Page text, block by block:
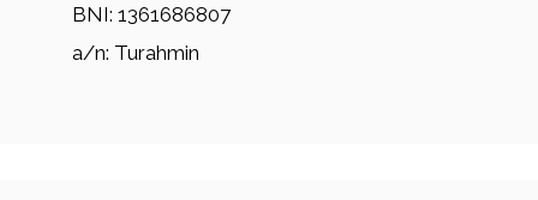
BNI: 1361686807
a/n: Turahmin